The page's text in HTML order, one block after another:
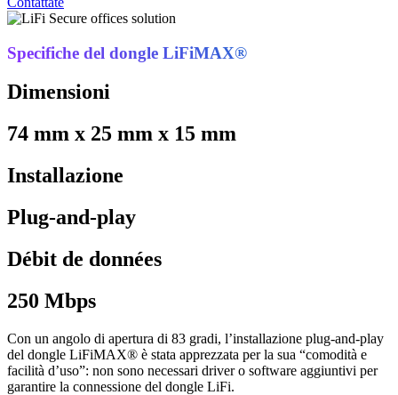
Specifiche del dongle LiFiMAX®
Dimensioni
74 mm x 25 mm x 15 mm
Installazione
Plug-and-play
Débit de données
250 Mbps
Con un angolo di apertura di 83 gradi, l’installazione plug-and-play
del dongle LiFiMAX® è stata apprezzata per la sua “comodità e
facilità d’uso”: non sono necessari driver o software aggiuntivi per
garantire la connessione del dongle LiFi.